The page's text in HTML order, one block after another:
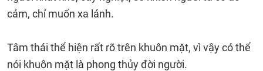
cảm, chỉ muốn xa lánh.
Tâm thái thể hiện rất rõ trên khuôn mặt, vì vậy có thể
nói khuôn mặt là phong thủy đời người.